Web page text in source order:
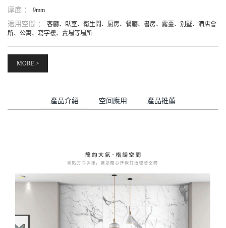
厚度 ： 9mm
適用空間 ：
客廳、臥室、衛生間、厨房、餐廳、書房、露臺、別墅、酒店會
所、公寓、寫字樓、賣場等場所
MORE >
產品介紹 空间應用 產品推薦